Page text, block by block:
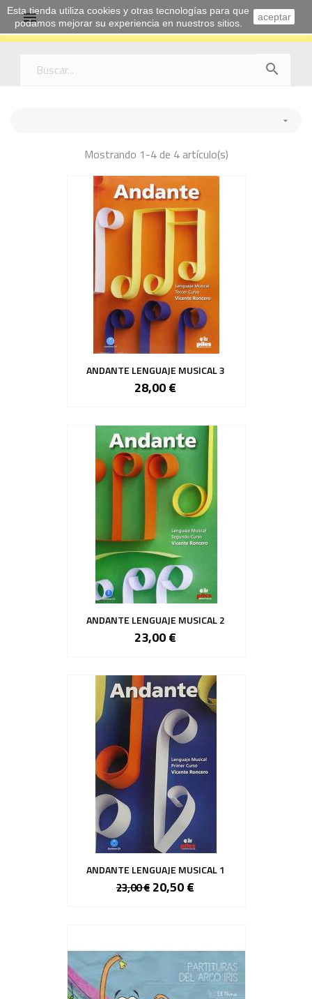



Mostrando 1-4 de 4 artículo(s)
ANDANTE LENGUAJE MUSICAL 3
28,00 €
ANDANTE LENGUAJE MUSICAL 2
23,00 €
ANDANTE LENGUAJE MUSICAL 1
23,00 € 20,50 €
Esta tienda utiliza cookies y otras tecnologías para que
podamos mejorar su experiencia en nuestros sitios.
aceptar